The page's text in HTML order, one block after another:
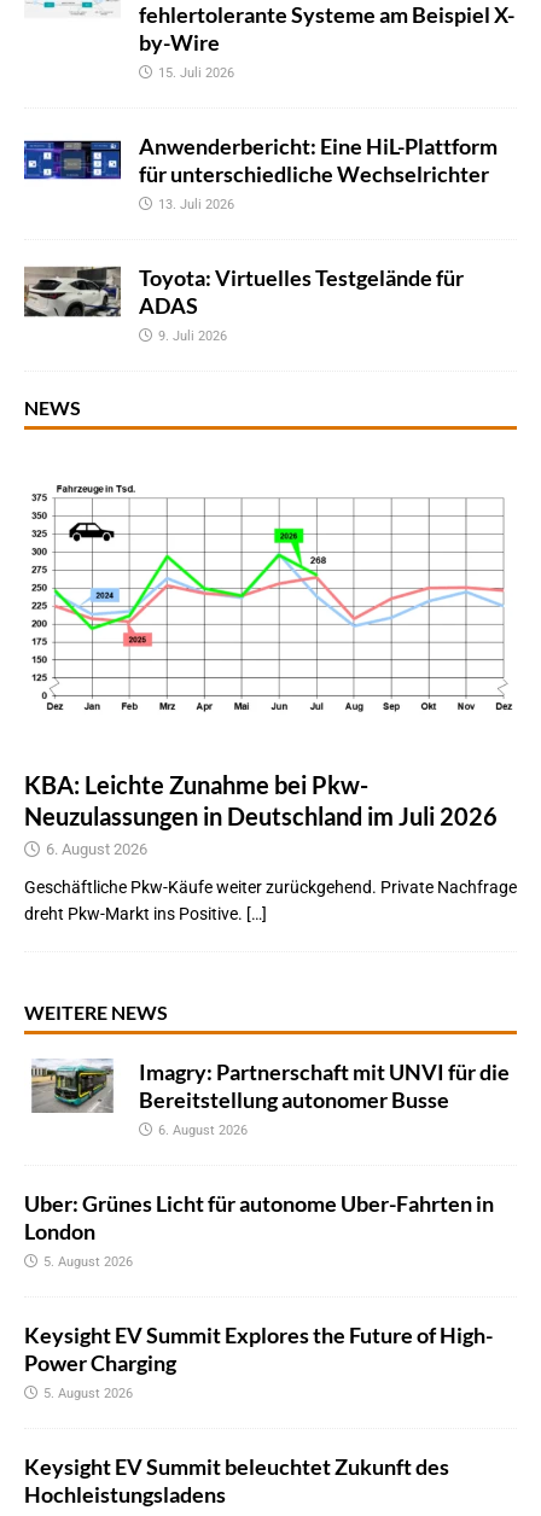
fehlertolerante Systeme am Beispiel X-
by-Wire
15. Juli 2026
Anwenderbericht: Eine HiL-Plattform
für unterschiedliche Wechselrichter
13. Juli 2026
Toyota: Virtuelles Testgelände für
ADAS
9. Juli 2026
NEWS
KBA: Leichte Zunahme bei Pkw-
Neuzulassungen in Deutschland im Juli 2026
6. August 2026
Geschäftliche Pkw-Käufe weiter zurückgehend. Private Nachfrage
dreht Pkw-Markt ins Positive. […]
WEITERE NEWS
Imagry: Partnerschaft mit UNVI für die
Bereitstellung autonomer Busse
6. August 2026
Uber: Grünes Licht für autonome Uber-Fahrten in
London
5. August 2026
Keysight EV Summit Explores the Future of High-
Power Charging
5. August 2026
Keysight EV Summit beleuchtet Zukunft des
Hochleistungsladens